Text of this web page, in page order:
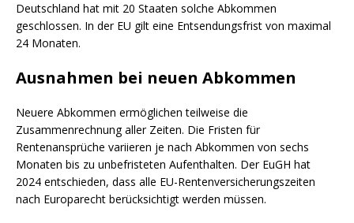
Deutschland hat mit 20 Staaten solche Abkommen
geschlossen. In der EU gilt eine Entsendungsfrist von maximal
24 Monaten.
Ausnahmen bei neuen Abkommen
Neuere Abkommen ermöglichen teilweise die
Zusammenrechnung aller Zeiten. Die Fristen für
Rentenansprüche variieren je nach Abkommen von sechs
Monaten bis zu unbefristeten Aufenthalten. Der EuGH hat
2024 entschieden, dass alle EU-Rentenversicherungszeiten
nach Europarecht berücksichtigt werden müssen.